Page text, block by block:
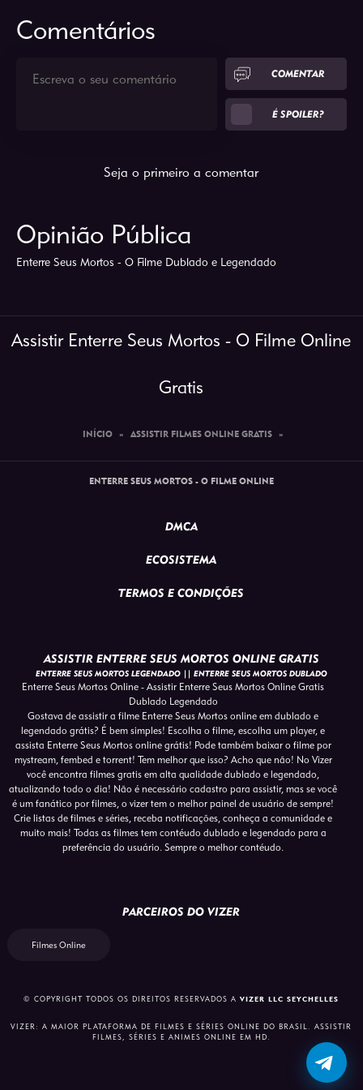
Comentários
COMENTAR
É SPOILER?
Seja o primeiro a comentar
Opinião Pública
Enterre Seus Mortos - O Filme Dublado e Legendado
Assistir Enterre Seus Mortos - O Filme Online
Gratis
INÍCIO » ASSISTIR FILMES ONLINE GRATIS »
ENTERRE SEUS MORTOS - O FILME ONLINE
DMCA
ECOSISTEMA
TERMOS E CONDIÇÕES
ASSISTIR ENTERRE SEUS MORTOS ONLINE GRATIS
ENTERRE SEUS MORTOS LEGENDADO || ENTERRE SEUS MORTOS DUBLADO
Enterre Seus Mortos Online - Assistir Enterre Seus Mortos Online Gratis
Dublado Legendado
Gostava de assistir a filme Enterre Seus Mortos online em dublado e
legendado grátis? É bem simples! Escolha o filme, escolha um player, e
assista Enterre Seus Mortos online grátis! Pode também baixar o filme por
mystream, fembed e torrent! Tem melhor que isso? Acho que não! No Vizer
você encontra filmes gratis em alta qualidade dublado e legendado,
atualizando todo o dia! Não é necessário cadastro para assistir, mas se você
é um fanático por filmes, o vizer tem o melhor painel de usuário de sempre!
Crie listas de filmes e séries, receba notificações, conheça a comunidade e
muito mais! Todas as filmes tem contéudo dublado e legendado para a
preferência do usuário. Sempre o melhor contéudo.
PARCEIROS DO VIZER
Filmes Online
© COPYRIGHT TODOS OS DIREITOS RESERVADOS AVIZER LLC SEYCHELLES
VIZER: A MAIOR PLATAFORMA DE FILMES E SÉRIES ONLINE DO BRASIL. ASSISTIR
FILMES, SÉRIES E ANIMES ONLINE EM HD.